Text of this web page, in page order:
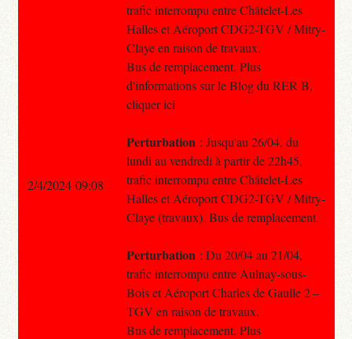
trafic interrompu entre Châtelet-Les
Halles et Aéroport CDG2-TGV / Mitry-
Claye en raison de travaux.
Bus de remplacement. Plus
d'informations sur le Blog du RER B,
cliquer ici
Perturbation : Jusqu'au 26/04, du
lundi au vendredi à partir de 22h45,
trafic interrompu entre Châtelet-Les
Halles et Aéroport CDG2-TGV / Mitry-
Claye (travaux). Bus de remplacement.
Perturbation : Du 20/04 au 21/04,
trafic interrompu entre Aulnay-sous-
Bois et Aéroport Charles de Gaulle 2 –
TGV en raison de travaux.
Bus de remplacement. Plus
2/4/2024 09:08